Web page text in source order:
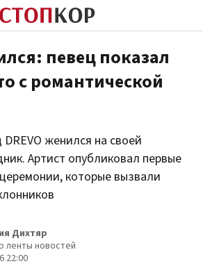
певец показал
с романтической
женился на своей
Артист опубликовал первые
которые вызвали
Дихтяр
ленты новостей
22:00